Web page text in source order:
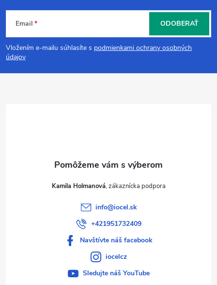
Z
á
p
Email
Vložením e-mailu súhlasíte s podmienkami ochrany osobných
údajov
ODOBERAŤ
Kamila Holmanová
info@iocel.sk
+421951732409
Navštívte náš facebook
iocelcz
Sledujte náš YouTube